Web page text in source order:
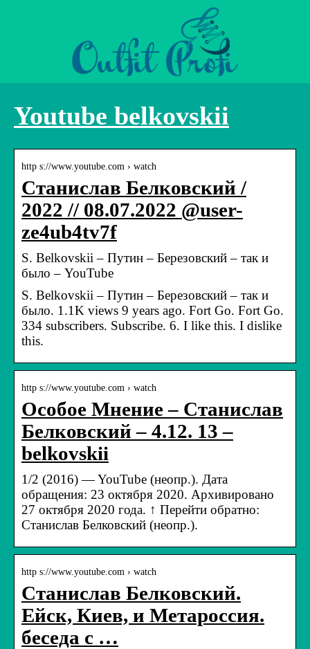
Youtube belkovskii
http s://www.youtube.com › watch
Станислав Белковский /
2022 // 08.07.2022 @user-
ze4ub4tv7f
S. Belkovskii – Путин – Березовский – так и
было – YouTube
S. Belkovskii – Путин – Березовский – так и
было. 1.1K views 9 years ago. Fort Go. Fort Go.
334 subscribers. Subscribe. 6. I like this. I dislike
this.
http s://www.youtube.com › watch
Особое Мнение – Станислав
Белковский – 4.12. 13 –
belkovskii
1/2 (2016) — YouTube (неопр.). Дата
обращения: 23 октября 2020. Архивировано
27 октября 2020 года. ↑ Перейти обратно:
Станислав Белковский (неопр.).
http s://www.youtube.com › watch
Станислав Белковский.
Ейск, Киев, и Метароссия.
беседа с …